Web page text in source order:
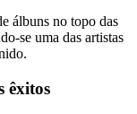
álbuns no topo das
se uma das artistas
êxitos